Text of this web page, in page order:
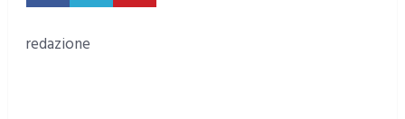
redazione